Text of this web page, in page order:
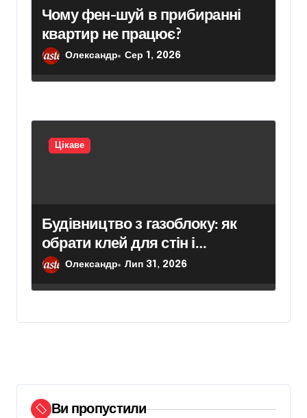
Чому фен-шуй в прибиранні
квартир не працює?
Олександр Сер 1, 2026
Цікаве
Будівництво з газоблоку: як
обрати клей для стін і
кріплення гіпсокартону
Олександр Лип 31, 2026
Ви пропустили